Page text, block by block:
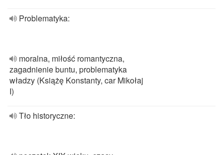
Problematyka:
moralna, miłość romantyczna,
zagadnienie buntu, problematyka
władzy (Książę Konstanty, car Mikołaj
I)
Tło historyczne: